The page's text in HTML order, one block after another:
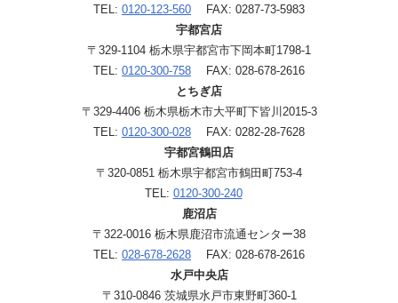
TEL: 0120-123-560 FAX: 0287-73-5983
宇都宮店
〒329-1104 栃木県宇都宮市下岡本町1798-1
TEL: 0120-300-758 FAX: 028-678-2616
とちぎ店
〒329-4406 栃木県栃木市大平町下皆川2015-3
TEL: 0120-300-028 FAX: 0282-28-7628
宇都宮鶴田店
〒320-0851 栃木県宇都宮市鶴田町753-4
TEL: 0120-300-240
鹿沼店
〒322-0016 栃木県鹿沼市流通センター38
TEL: 028-678-2628 FAX: 028-678-2616
水戸中央店
〒310-0846 茨城県水戸市東野町360-1